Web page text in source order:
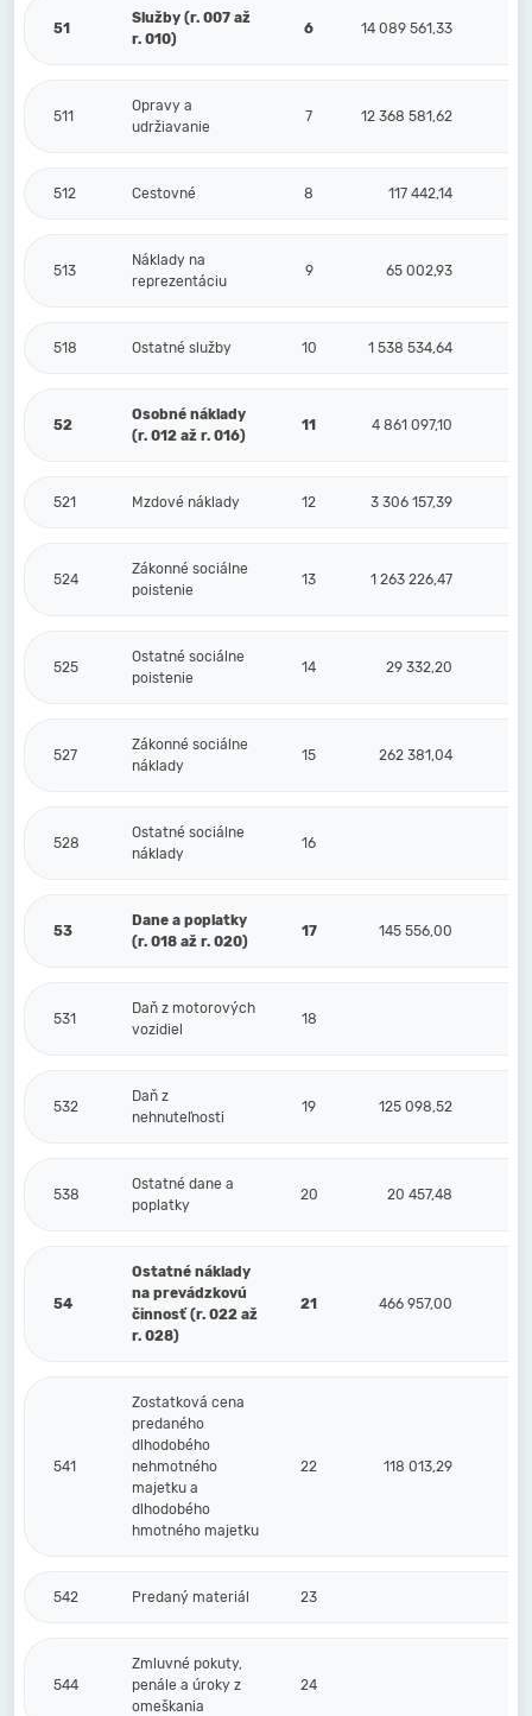
51
Služby (r. 007 až
r. 010)
6 14 089 561,33
511
Opravy a
udržiavanie
7 12 368 581,62
512 Cestovné 8 117 442,14
513
Náklady na
reprezentáciu
9 65 002,93
518 Ostatné služby 10 1 538 534,64
52
Osobné náklady
(r. 012 až r. 016)
11 4 861 097,10
521 Mzdové náklady 12 3 306 157,39
524
Zákonné sociálne
poistenie
13 1 263 226,47
525
Ostatné sociálne
poistenie
14 29 332,20
527
Zákonné sociálne
náklady
15 262 381,04
528
Ostatné sociálne
náklady
16
53
Dane a poplatky
(r. 018 až r. 020)
17 145 556,00
531
Daň z motorových
vozidiel
18
532
Daň z
nehnuteľnosti
19 125 098,52
538
Ostatné dane a
poplatky
20 20 457,48
54
Ostatné náklady
na prevádzkovú
činnosť (r. 022 až
r. 028)
21 466 957,00
541
Zostatková cena
predaného
dlhodobého
nehmotného
majetku a
dlhodobého
hmotného majetku
22 118 013,29
542 Predaný materiál 23
544
Zmluvné pokuty,
penále a úroky z
omeškania
24